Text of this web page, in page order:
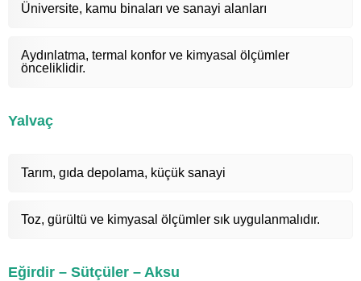
Üniversite, kamu binaları ve sanayi alanları
Aydınlatma, termal konfor ve kimyasal ölçümler
önceliklidir.
Yalvaç
Tarım, gıda depolama, küçük sanayi
Toz, gürültü ve kimyasal ölçümler sık uygulanmalıdır.
Eğirdir – Sütçüler – Aksu